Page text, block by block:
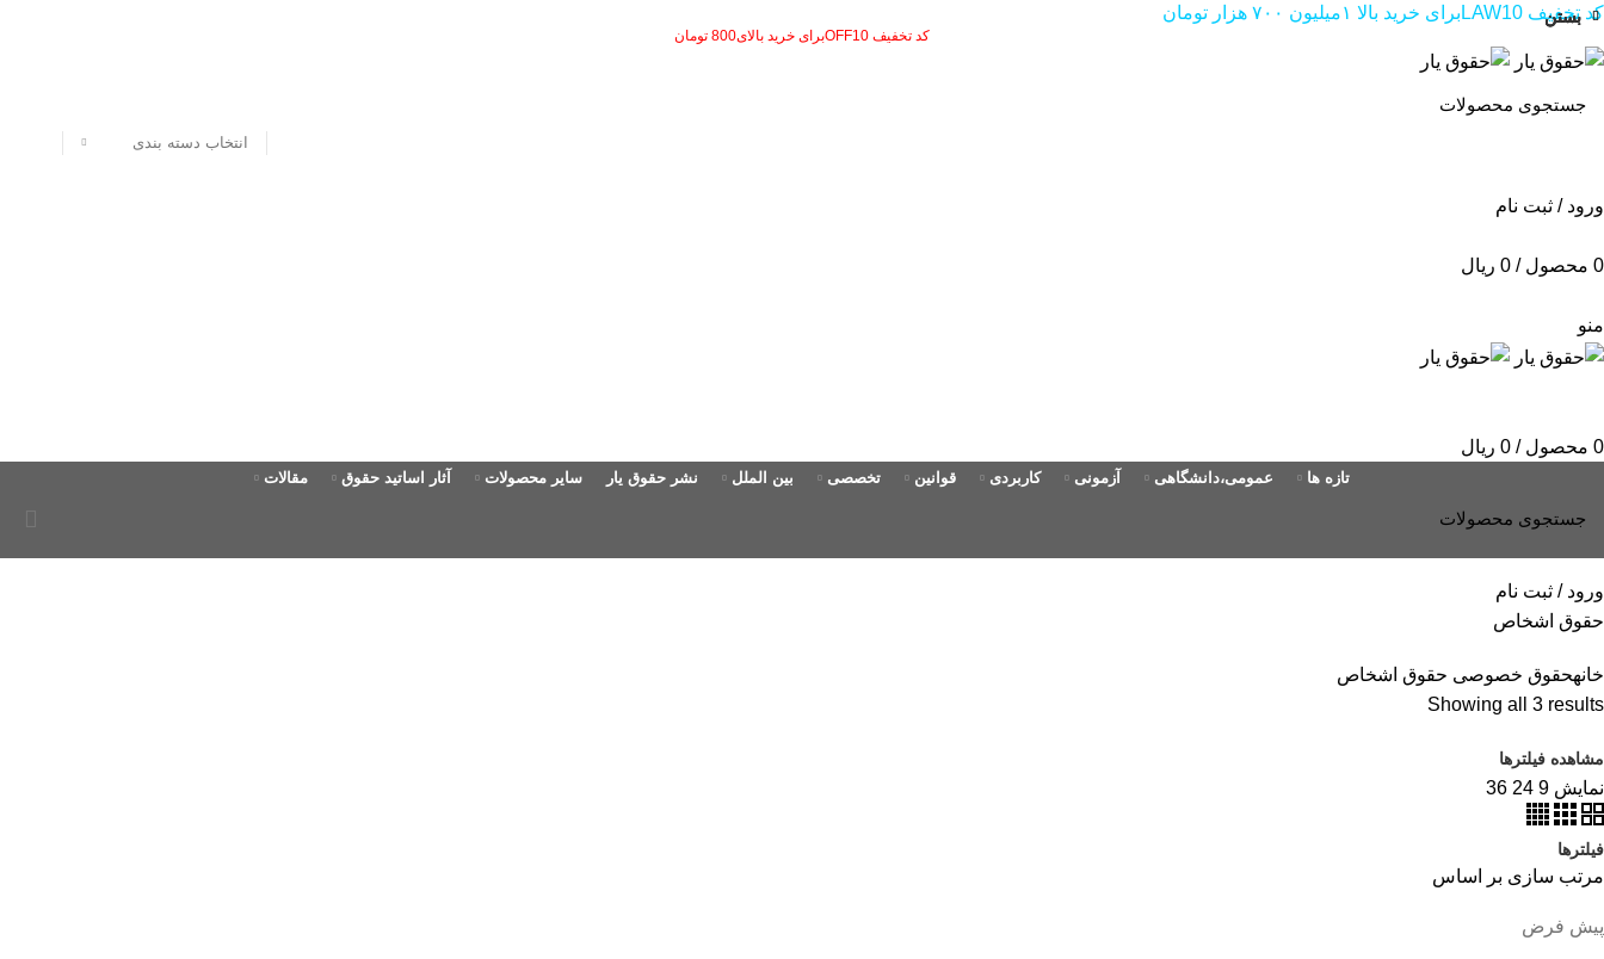
کد تخفیف LAW10برای خرید بالا ۱میلیون ۷۰۰ هزار تومان
کد تخفیف OFF10برای خرید بالای800 تومان
انتخاب دسته بندی
ورود / ثبت نام
0 محصول /
0 ریال
منو
0 محصول /
0 ریال
تازه ها عمومی،دانشگاهی آزمونی کاربردی قوانین تخصصی بین الملل نشر حقوق یار سایر محصولات آثار اساتید حقوق مقالات
ورود / ثبت نام
حقوق اشخاص
خانهحقوق خصوصی حقوق اشخاص
Showing all 3 results
مشاهده فیلترها
نمایش 9
24
36
فیلترها
مرتب سازی بر اساس
پیش فرض
بستن
بستن
بستن